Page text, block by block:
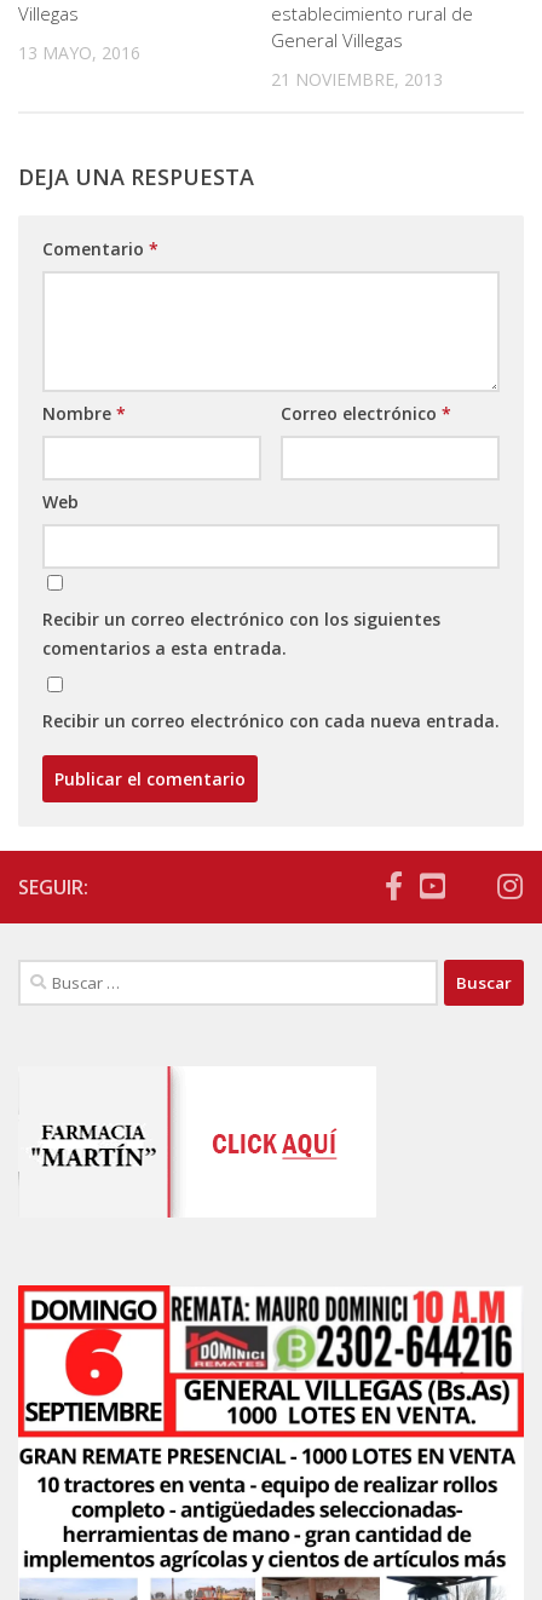
Villegas
13 MAYO, 2016
establecimiento rural de
General Villegas
21 NOVIEMBRE, 2013
DEJA UNA RESPUESTA
Comentario *
Nombre * Correo electrónico *
Web
Recibir un correo electrónico con los siguientes
comentarios a esta entrada.
Recibir un correo electrónico con cada nueva entrada.
SEGUIR:
Buscar: